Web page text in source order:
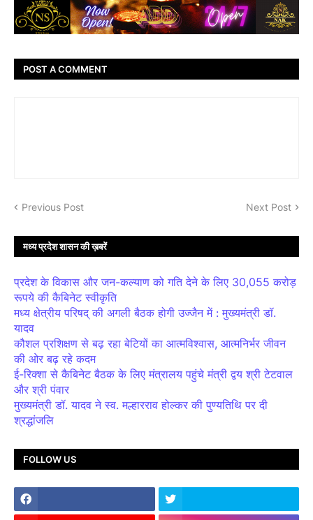
POST A COMMENT
Previous Post Next Post
मध्य प्रदेश शासन की ख़बरें
प्रदेश के विकास और जन-कल्याण को गति देने के लिए 30,055 करोड़
रूपये की कैबिनेट स्वीकृति
मध्य क्षेत्रीय परिषद् की अगली बैठक होगी उज्जैन में : मुख्यमंत्री डॉ.
यादव
कौशल प्रशिक्षण से बढ़ रहा बेटियों का आत्मविश्वास, आत्मनिर्भर जीवन
की ओर बढ़ रहे कदम
ई-रिक्शा से कैबिनेट बैठक के लिए मंत्रालय पहुंचे मंत्री द्वय श्री टेटवाल
और श्री पंवार
मुख्यमंत्री डॉ. यादव ने स्व. मल्हारराव होल्कर की पुण्यतिथि पर दी
श्रद्धांजलि
FOLLOW US